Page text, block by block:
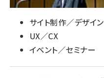
サイト制作／デザイン
UX／CX
イベント／セミナー